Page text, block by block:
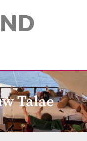
Talae